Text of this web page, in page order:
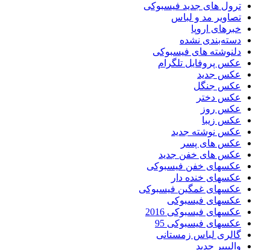
ترول های جدید فیسبوکی
تصاویر مد و لباس
خبرهای اروپا
دسته‌بندی نشده
دلنوشته های فیسبوکی
عکس پروفایل تلگرام
عکس جدید
عکس جنگل
عکس دختر
عکس روز
عکس زیبا
عکس نوشته جدید
عکس های پسر
عکس های خفن جدید
عکسهای خفن فیسبوکی
عکسهای خنده دار
عکسهای غمگین فیسبوکی
عکسهای فیسبوکی
عکسهای فیسبوکی 2016
عکسهای فیسبوکی 95
گالری لباس زمستانی
والپیپر جدید